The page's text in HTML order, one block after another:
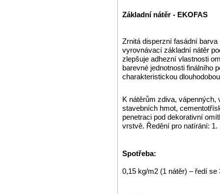
Základní nátěr - EKOFAS
Zrnitá disperzní fasádní
vyrovnávací základní nátěr
zlepšuje adhezní vlastnosti
barevné jednotnosti finálního
charakteristickou
K nátěrům zdiva,
stavebních hmot,
penetraci pod dekorativní
vrstvě. Ředění pro natírání:
Spotřeba:
0,15 kg/m2 (1 nátěr) – ředí se